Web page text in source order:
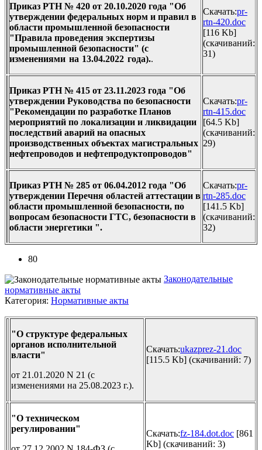
Приказ РТН № 420 от 20.10.2020 года "Об
утверждении федеральных норм и правил в
области промышленной безопасности
"Правила проведения экспертизы
промышленной безопасности" (с
изменениями на 13.04.2022 года)..
Скачать:pr-
rtn-420.doc
[116 Kb]
(cкачиваний:
31)
Приказ РТН № 415 от 23.11.2023 года "Об
утверждении Руководства по безопасности
"Рекомендации по разработке Планов
мероприятий по локализации и ликвидации
последствий аварий на опасных
производственных объектах магистральных
нефтепроводов и нефтепродуктопроводов"
Скачать:pr-
rtn-415.doc
[64.5 Kb]
(cкачиваний:
29)
Приказ РТН № 285 от 06.04.2012 года "Об
утверждении Перечня областей аттестации в
области промышленной безопасности, по
вопросам безопасности ГТС, безопасности в
области энергетики ".
Скачать:pr-
rtn-285.doc
[141.5 Kb]
(cкачиваний:
32)
80
Законодательные
нормативные акты
Категория: Нормативные акты
"О структуре федеральных
органов исполнительной
власти"
от 21.01.2020 N 21 (с
изменениями на 25.08.2023 г.).
Скачать:ukazprez-21.doc
[115.5 Kb] (cкачиваний: 7)
"О техническом
регулировании"
Скачать:fz-184.dot.doc [861
Kb] (cкачиваний: 3)